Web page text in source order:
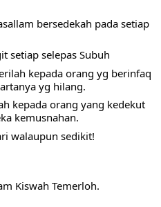
bersedekah pada setiap
setiap selepas Subuh
kepada orang yg berinfaq
yg hilang.
kepada orang yang kedekut
kemusnahan.
walaupun sedikit!
Kiswah Temerloh.